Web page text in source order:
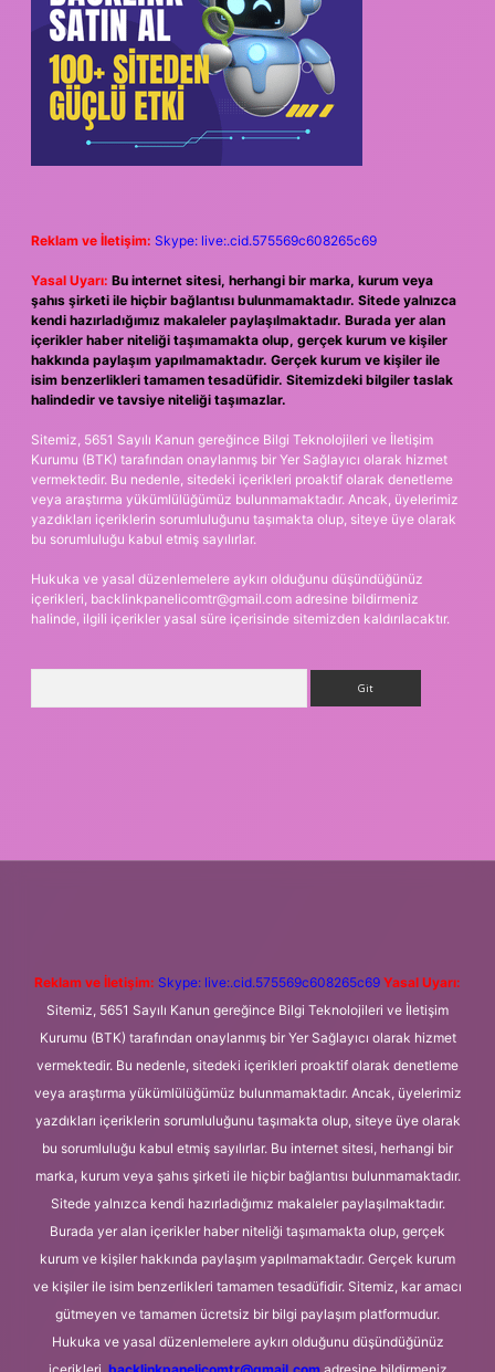
Reklam ve İletişim: Skype: live:.cid.575569c608265c69
Yasal Uyarı: Bu internet sitesi, herhangi bir marka, kurum veya
şahıs şirketi ile hiçbir bağlantısı bulunmamaktadır. Sitede yalnızca
kendi hazırladığımız makaleler paylaşılmaktadır. Burada yer alan
içerikler haber niteliği taşımamakta olup, gerçek kurum ve kişiler
hakkında paylaşım yapılmamaktadır. Gerçek kurum ve kişiler ile
isim benzerlikleri tamamen tesadüfidir. Sitemizdeki bilgiler taslak
halindedir ve tavsiye niteliği taşımazlar.
Sitemiz, 5651 Sayılı Kanun gereğince Bilgi Teknolojileri ve İletişim
Kurumu (BTK) tarafından onaylanmış bir Yer Sağlayıcı olarak hizmet
vermektedir. Bu nedenle, sitedeki içerikleri proaktif olarak denetleme
veya araştırma yükümlülüğümüz bulunmamaktadır. Ancak, üyelerimiz
yazdıkları içeriklerin sorumluluğunu taşımakta olup, siteye üye olarak
bu sorumluluğu kabul etmiş sayılırlar.
Hukuka ve yasal düzenlemelere aykırı olduğunu düşündüğünüz
içerikleri, backlinkpanelicomtr@gmail.com adresine bildirmeniz
halinde, ilgili içerikler yasal süre içerisinde sitemizden kaldırılacaktır.
Reklam ve İletişim: Skype: live:.cid.575569c608265c69 Yasal Uyarı:
Sitemiz, 5651 Sayılı Kanun gereğince Bilgi Teknolojileri ve İletişim
Kurumu (BTK) tarafından onaylanmış bir Yer Sağlayıcı olarak hizmet
vermektedir. Bu nedenle, sitedeki içerikleri proaktif olarak denetleme
veya araştırma yükümlülüğümüz bulunmamaktadır. Ancak, üyelerimiz
yazdıkları içeriklerin sorumluluğunu taşımakta olup, siteye üye olarak
bu sorumluluğu kabul etmiş sayılırlar. Bu internet sitesi, herhangi bir
marka, kurum veya şahıs şirketi ile hiçbir bağlantısı bulunmamaktadır.
Sitede yalnızca kendi hazırladığımız makaleler paylaşılmaktadır.
Burada yer alan içerikler haber niteliği taşımamakta olup, gerçek
kurum ve kişiler hakkında paylaşım yapılmamaktadır. Gerçek kurum
ve kişiler ile isim benzerlikleri tamamen tesadüfidir. Sitemiz, kar amacı
gütmeyen ve tamamen ücretsiz bir bilgi paylaşım platformudur.
Hukuka ve yasal düzenlemelere aykırı olduğunu düşündüğünüz